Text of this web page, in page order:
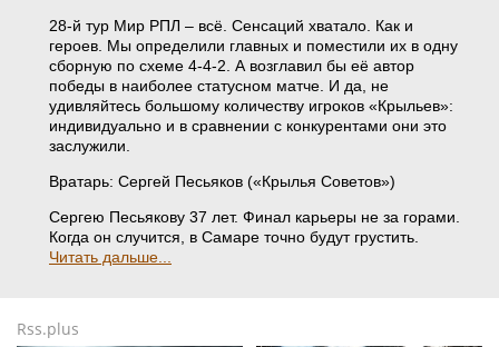
28-й тур Мир РПЛ – всё. Сенсаций хватало. Как и
героев. Мы определили главных и поместили их в одну
сборную по схеме 4-4-2. А возглавил бы её автор
победы в наиболее статусном матче. И да, не
удивляйтесь большому количеству игроков «Крыльев»:
индивидуально и в сравнении с конкурентами они это
заслужили.
Вратарь: Сергей Песьяков («Крылья Советов»)
Сергею Песьякову 37 лет. Финал карьеры не за горами.
Когда он случится, в Самаре точно будут грустить.
Читать дальше...
Rss.plus